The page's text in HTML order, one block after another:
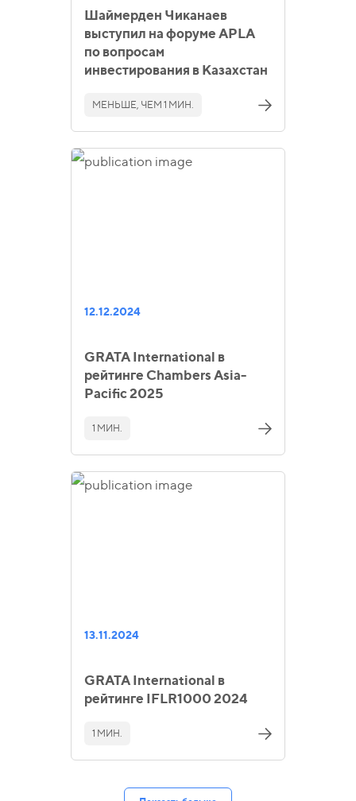
Шаймерден Чиканаев
выступил на форуме APLA
по вопросам
инвестирования в Казахстан
МЕНЬШЕ, ЧЕМ 1 МИН.
12.12.2024
GRATA International в
рейтинге Chambers Asia-
Pacific 2025
1 МИН.
13.11.2024
GRATA International в
рейтинге IFLR1000 2024
1 МИН.